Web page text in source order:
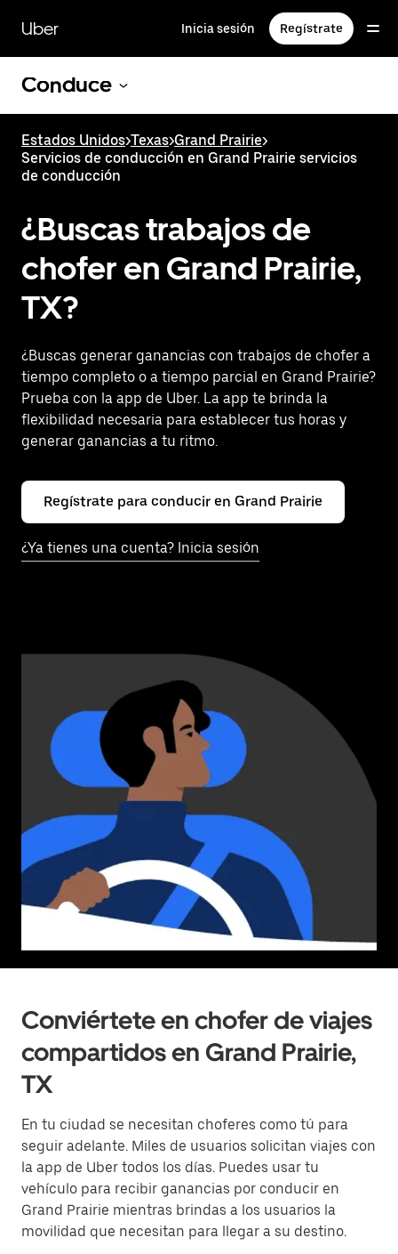
contenido
principal
Uber Inicia sesión Regístrate
Conduce
Estados Unidos>Texas>Grand Prairie>
Servicios de conducción en Grand Prairie servicios
de conducción
¿Buscas trabajos de
chofer en Grand Prairie,
TX?
¿Buscas generar ganancias con trabajos de chofer a
tiempo completo o a tiempo parcial en Grand Prairie?
Prueba con la app de Uber. La app te brinda la
flexibilidad necesaria para establecer tus horas y
generar ganancias a tu ritmo.
Regístrate para conducir en Grand Prairie
¿Ya tienes una cuenta? Inicia sesión
Conviértete en chofer de viajes
compartidos en Grand Prairie,
TX
En tu ciudad se necesitan choferes como tú para
seguir adelante. Miles de usuarios solicitan viajes con
la app de Uber todos los días. Puedes usar tu
vehículo para recibir ganancias por conducir en
Grand Prairie mientras brindas a los usuarios la
movilidad que necesitan para llegar a su destino.